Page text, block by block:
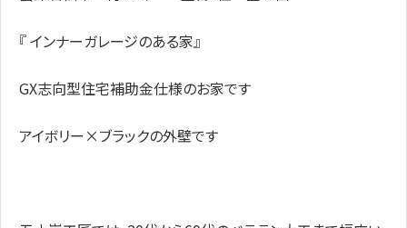
『 インナーガレージのある家』
GX志向型住宅補助金仕様のお家です
アイボリー×ブラックの外壁です